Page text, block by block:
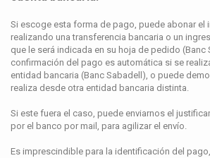
Si escoge esta forma de pago, puede abonar el
realizando una transferencia bancaria o un
que le será indicada en su hoja de pedido (Banc
confirmación del pago es automática si se
entidad bancaria (Banc Sabadell), o puede
realiza desde otra entidad bancaria distinta.
Si este fuera el caso, puede enviarnos el
por el banco por mail, para agilizar el envío.
Es imprescindible para la identificación del